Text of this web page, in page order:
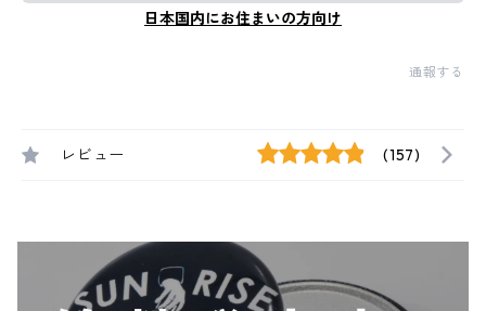
日本国内にお住まいの方向け
通報する
レビュー (157)